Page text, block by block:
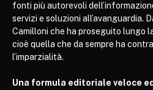
fonti più autorevoli
servizi e soluzioni all’avanguardia.
Camilloni che ha proseguito lungo
cioè quella che da sempre ha
l’imparzialità.
Una formula editoriale veloce